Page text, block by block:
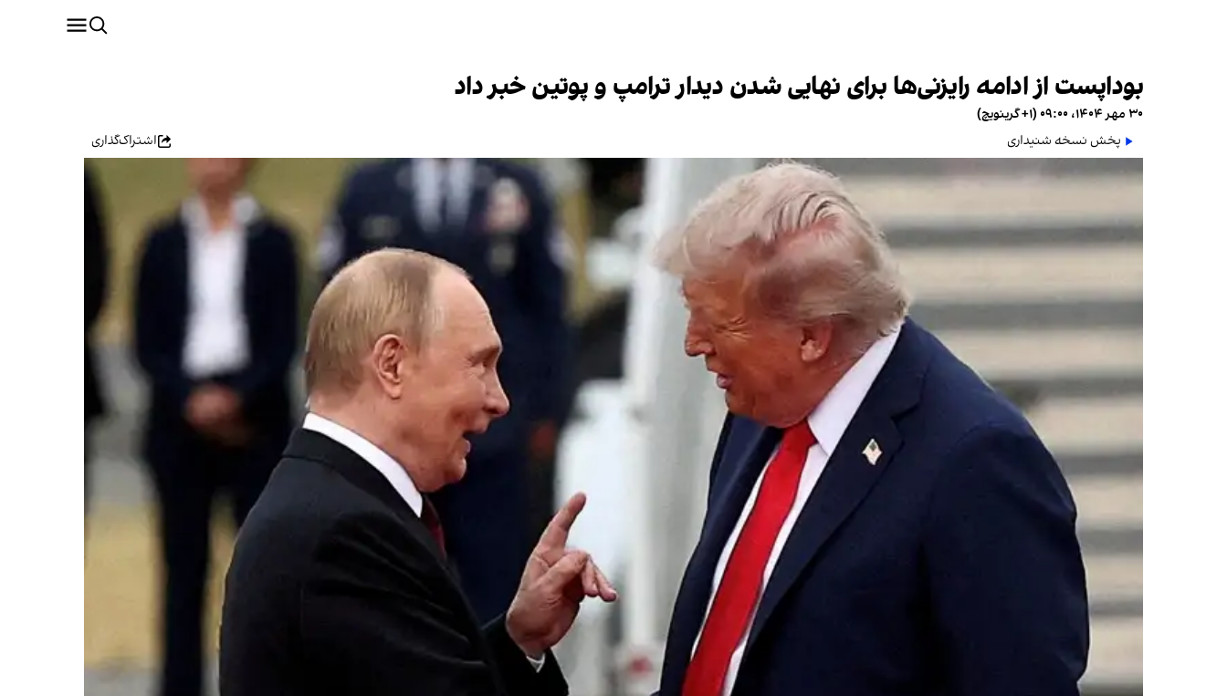
بوداپست از ادامه رایزنی‌ها برای نهایی شدن دیدار ترامپ و پوتین خبر داد
۳۰ مهر ۱۴۰۴، ۰۹:۰۰ (‎+۱ گرینویچ)
پخش نسخه شنیداری
اشتراک‌گذاری